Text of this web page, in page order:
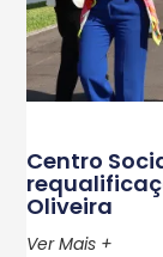
Centro
Oliveira
Ver Mais +